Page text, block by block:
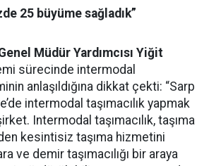
25 büyüme sağladık”
Müdür Yardımcısı Yiğit
sürecinde intermodal
anlaşıldığına dikkat çekti: “Sarp
intermodal taşımacılık yapmak
Intermodal taşımacılık, taşıma
kesintisiz taşıma hizmetini
ve demir taşımacılığı bir araya